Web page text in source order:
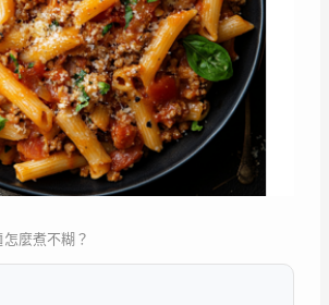
麼煮不糊？